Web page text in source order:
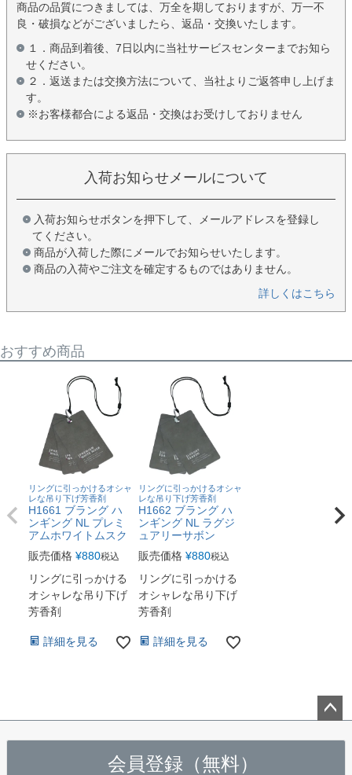
商品の品質につきましては、万全を期しておりますが、万一不
良・破損などがございましたら、返品・交換いたします。
１．商品到着後、7日以内に当社サービスセンターまでお知ら
せください。
２．返送または交換方法について、当社よりご返答申し上げま
す。
※お客様都合による返品・交換はお受けしておりません
入荷お知らせメールについて
入荷お知らせボタンを押下して、メールアドレスを登録し
てください。
商品が入荷した際にメールでお知らせいたします。
商品の入荷やご注文を確定するものではありません。
詳しくはこちら
おすすめ商品
リングに引っかけるオシャ
レな吊り下げ芳香剤
H1661 ブラング ハ
ンギング NL プレミ
アムホワイトムスク
販売価格 ¥880税込
リングに引っかける
オシャレな吊り下げ
芳香剤
詳細を見る
リングに引っかけるオシャ
レな吊り下げ芳香剤
H1662 ブラング ハ
ンギング NL ラグジ
ュアリーサボン
販売価格 ¥880税込
リングに引っかける
オシャレな吊り下げ
芳香剤
詳細を見る
会員登録（無料）